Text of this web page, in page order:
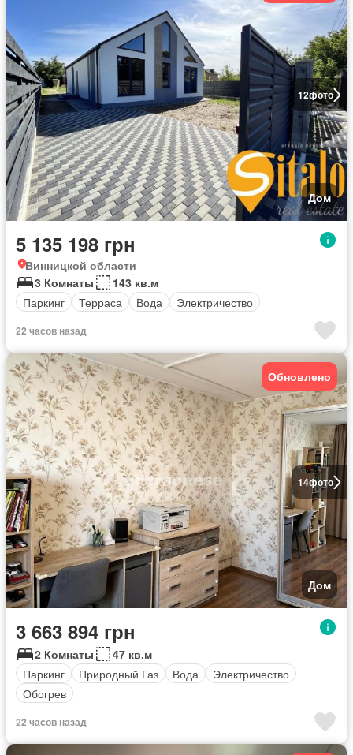
12фото
Дом
5 135 198 грн
Винницкой области
3 Комнаты
143 кв.м
Паркинг
Терраса Вода Электричество
22 часов назад
14фото
Обновлено
Дом
3 663 894 грн
2 Комнаты
47 кв.м
Паркинг
Природный Газ Вода
Электричество
Обогрев
22 часов назад